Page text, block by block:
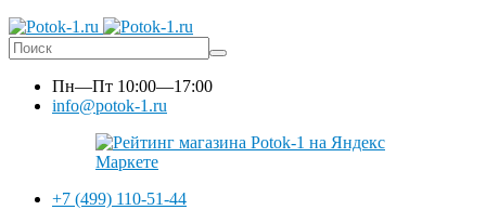
Пн—Пт 10:00—17:00
info@potok-1.ru
+7 (499) 110-51-44